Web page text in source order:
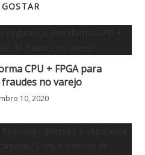
CPU + FPGA para
no varejo
10, 2020